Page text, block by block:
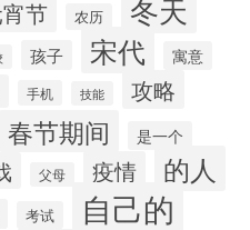
节 农历 冬天
孩子 宋代 寓意
手机 技能 攻略
春节期间 是一个
父母 疫情 的人
考试 自己的